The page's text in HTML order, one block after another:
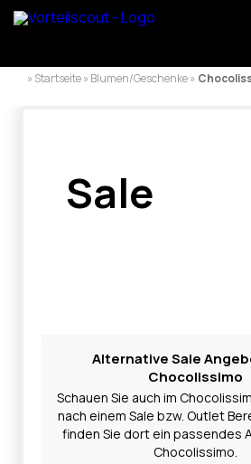
» Startseite » Blumen/Geschenke »
Sale
Alternative Sale
Chocolissimo
Schauen Sie auch im
nach einem Sale bzw. Outlet
finden Sie dort ein passendes
Chocolissimo.